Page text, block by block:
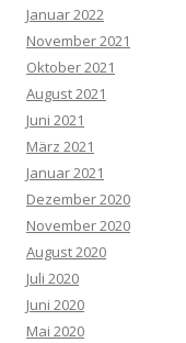
Januar 2022
November 2021
Oktober 2021
August 2021
Juni 2021
März 2021
Januar 2021
Dezember 2020
November 2020
August 2020
Juli 2020
Juni 2020
Mai 2020